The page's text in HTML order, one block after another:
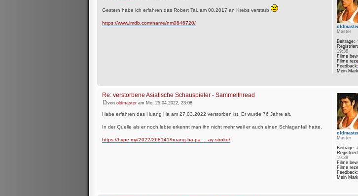
Gestern habe ich erfahren das Robert Tai, am 08.2017 an Krebs verstarb
https://www.imdb.com/name/nm0846720/
Master
Beiträge:
19:38
Filme
Filme
Feedback:
Mein
Re: verstorbene Asiatische Schauspieler - Sammelthread
von oldmaster am Mo, 25.04.2022, 23:08
Habe erfahren das Huang Ha am 27.03.2022 verstorben ist. Er wurde 76 Jahre alt.
In der Quelle als er noch lebte erkennt man ihn nicht mehr weil er auch einen Schlaganfall hatte.
https://hype.my/2022/268141/huang-ha-pa ... ay-stroke/
Master
Beiträge:
19:38
Filme
Filme
Feedback:
Mein